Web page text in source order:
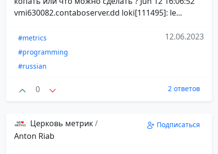
vmi630082.contaboserver.dd loki[111495]: le...
#metrics
#programming
#russian
12.06.2023
0 2 ответов
Церковь метрик/
Anton Riab
Подписаться